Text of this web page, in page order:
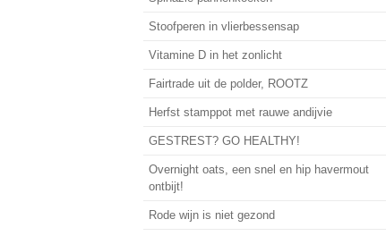
Stoofperen in vlierbessensap
Vitamine D in het zonlicht
Fairtrade uit de polder, ROOTZ
Herfst stamppot met rauwe andijvie
GESTREST? GO HEALTHY!
Overnight oats, een snel en hip havermout
ontbijt!
Rode wijn is niet gezond